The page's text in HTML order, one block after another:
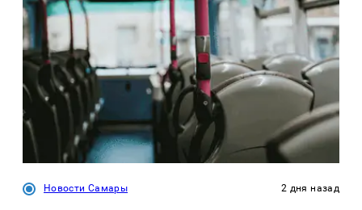
Новости Самары 2 дня назад